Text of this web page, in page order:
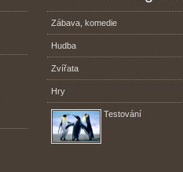
Zábava, komedie
Hudba
Zvířata
Hry
Testování